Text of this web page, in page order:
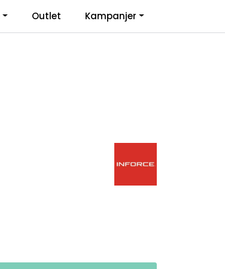
Infosenter Favoritter Logg inn
Outlet Kampanjer